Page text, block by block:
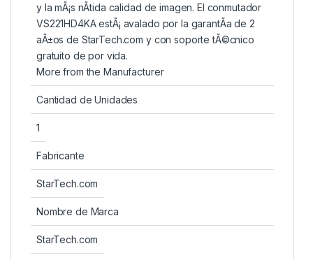
y la mÃ¡s nÃ­tida calidad de imagen. El conmutador
VS221HD4KA estÃ¡ avalado por la garantÃ­a de 2
aÃ±os de StarTech.com y con soporte tÃ©cnico
gratuito de por vida.
More from the Manufacturer
Cantidad de Unidades
1
Fabricante
StarTech.com
Nombre de Marca
StarTech.com